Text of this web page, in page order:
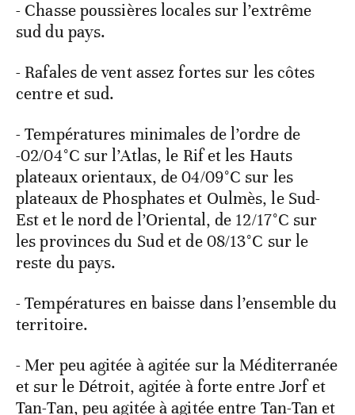
- Chasse poussières locales sur l’extrême
sud du pays.
- Rafales de vent assez fortes sur les côtes
centre et sud.
- Températures minimales de l’ordre de
-02/04°C sur l’Atlas, le Rif et les Hauts
plateaux orientaux, de 04/09°C sur les
plateaux de Phosphates et Oulmès, le Sud-
Est et le nord de l’Oriental, de 12/17°C sur
les provinces du Sud et de 08/13°C sur le
reste du pays.
- Températures en baisse dans l’ensemble du
territoire.
- Mer peu agitée à agitée sur la Méditerranée
et sur le Détroit, agitée à forte entre Jorf et
Tan-Tan, peu agitée à agitée entre Tan-Tan et